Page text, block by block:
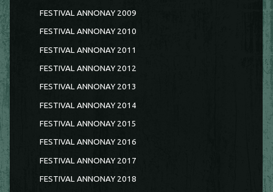
FESTIVAL ANNONAY 2009
FESTIVAL ANNONAY 2010
FESTIVAL ANNONAY 2011
FESTIVAL ANNONAY 2012
FESTIVAL ANNONAY 2013
FESTIVAL ANNONAY 2014
FESTIVAL ANNONAY 2015
FESTIVAL ANNONAY 2016
FESTIVAL ANNONAY 2017
FESTIVAL ANNONAY 2018